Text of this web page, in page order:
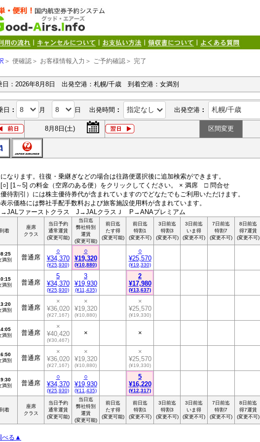
＞ 便確認＞ お客様情報入力＞ ご予約確認＞ 完了
：2026年8月8日 出発空港：札幌/千歳 到着空港：女満別
日 ： 月 日 出発時間 ： 出発空港 ：
8月8日(土) 区間変更
なります。往復・乗継ぎなどの場合は往路便選択後に追加検索ができます。
[1～5] の料金（空席のある便）をクリックしてください。 × 満席 □ 問合せ
待割引）には株主優待券代が含まれていますのでどなたでもご利用いただけます。
示価格には弊社手配手数料および旅客施設使用料が含まれています。
ファーストクラス J→JALクラスＪ P→ANAプレミアム
到着
座席
クラス
当日予約
通常運賃
(変更可能)
当日迄
弊社特別
運賃
(変更可能)
前日迄
たす得
(変更可能)
前日迄
特割1
(変更不可)
3日前迄
特割3
(変更不可)
3日前迄
いま得
(変更不可)
7日前迄
特割7
(変更不可)
8日前迄
得7運賃
(変更不可)
満別
普通席
○
¥34,370
(¥25,930)
○
¥19,320
(¥10,880)
○
¥25,570
(¥19,330)
満別
普通席
5
¥34,370
(¥25,930)
3
¥19,930
(¥11,435)
2
¥17,980
(¥13,637)
満別
普通席
×
¥36,020
(¥27,167)
×
¥19,320
(¥10,880)
×
¥25,570
(¥19,330)
満別
普通席
×
¥40,420
(¥30,467)
× ×
満別
普通席
×
¥36,020
(¥27,167)
×
¥19,320
(¥10,880)
×
¥25,570
(¥19,330)
満別
普通席
○
¥34,370
(¥25,930)
○
¥19,930
(¥11,435)
5
¥16,220
(¥12,317)
到着
座席
クラス
当日予約
通常運賃
(変更可能)
当日迄
弊社特別
運賃
(変更可能)
前日迄
たす得
(変更可能)
前日迄
特割1
(変更不可)
3日前迄
特割3
(変更不可)
3日前迄
いま得
(変更不可)
7日前迄
特割7
(変更不可)
8日前迄
得7運賃
(変更不可)
べる▲